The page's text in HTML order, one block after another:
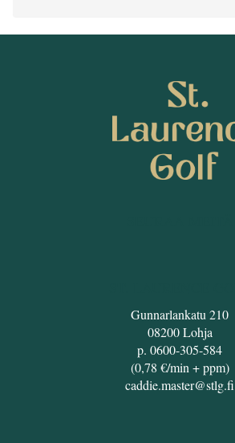
Gunnarlankatu 210
08200 Lohja
p. 0600-305-584
(0,78 €/min + ppm)
caddie.master@stlg.fi